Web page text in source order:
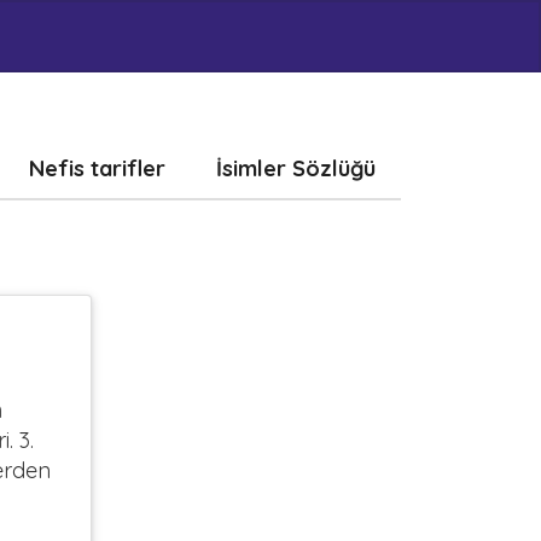
Nefis tarifler İsimler Sözlüğü
3.